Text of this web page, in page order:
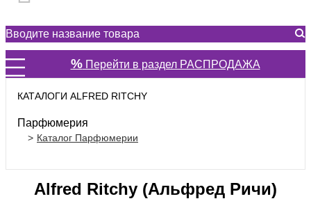
%Перейти в раздел РАСПРОДАЖА
КАТАЛОГИ ALFRED RITCHY
Парфюмерия
Каталог Парфюмерии
Alfred Ritchy (Альфред Ричи)